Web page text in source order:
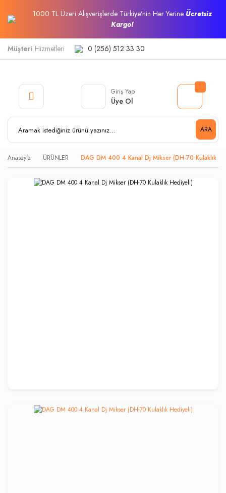
1000 TL Üzeri Alışverişlerde Türkiye'nin Her Yerine Ücretsiz
Kargo!
Müşteri Hizmetleri 0 (256) 512 33 30
ARA
Giriş Yap
Üye Ol
Anasayfa ÜRÜNLER DAG DM 400 4 Kanal Dj Mikser (DH-70 Kulaklık